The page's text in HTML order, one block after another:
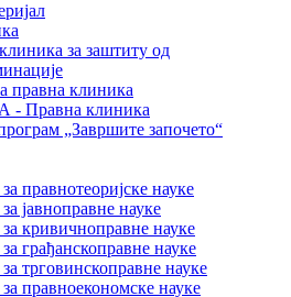
за заштиту од
правна клиника
Правна клиника
„Завршите започето“
правнотеоријске науке
јавноправне науке
кривичноправне науке
грађанскоправне науке
трговинскоправне науке
правноекономске науке